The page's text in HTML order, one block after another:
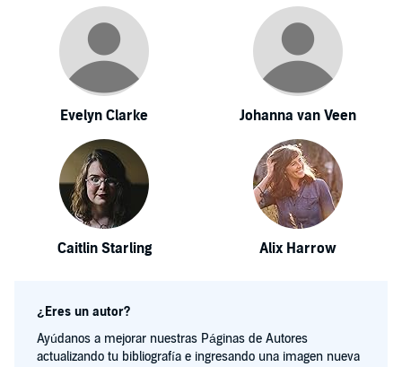
Evelyn Clarke Johanna van Veen
Caitlin Starling Alix Harrow
¿Eres un autor?
Ayúdanos a mejorar nuestras Páginas de Autores
actualizando tu bibliografía e ingresando una imagen nueva